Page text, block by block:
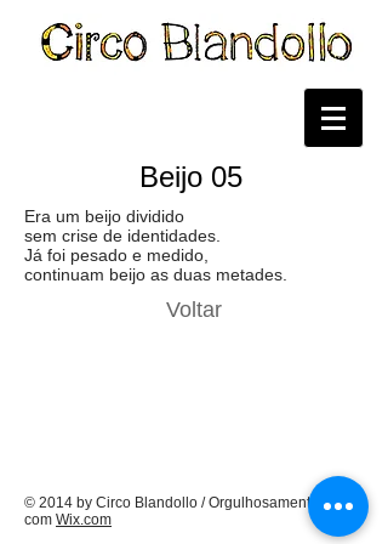
Beijo 05
Era um beijo dividido
sem crise de identidades.
Já foi pesado e medido,
continuam beijo as duas metades.
Voltar
© 2014 by Circo Blandollo / Orgulhosamente criado
com Wix.com